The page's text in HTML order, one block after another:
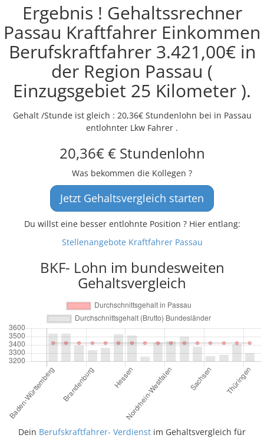
Ergebnis ! Gehaltssrechner
Passau Kraftfahrer Einkommen
Berufskraftfahrer 3.421,00€ in
der Region Passau (
Einzugsgebiet 25 Kilometer ).
Gehalt /Stunde ist gleich : 20,36€ Stundenlohn bei in Passau
entlohnter Lkw Fahrer .
20,36€ € Stundenlohn
Was bekommen die Kollegen ?
Jetzt Gehaltsvergleich starten
Du willst eine besser entlohnte Position ? Hier entlang:
Stellenangebote Kraftfahrer Passau
BKF- Lohn im bundesweiten
Gehaltsvergleich
Dein Berufskraftfahrer- Verdienst im Gehaltsvergleich für